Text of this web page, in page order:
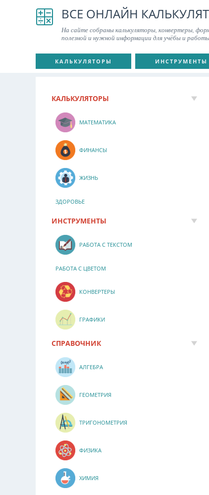
ВСЕ ОНЛАЙН
На сайте собраны калькуляторы, конвертеры,
полезной и нужной информации для учёбы и
КАЛЬКУЛЯТОРЫ ИНСТРУМЕНТЫ
КАЛЬКУЛЯТОРЫ
МАТЕМАТИКА
ФИНАНСЫ
ЖИЗНЬ
ЗДОРОВЬЕ
ИНСТРУМЕНТЫ
РАБОТА С ТЕКСТОМ
РАБОТА С ЦВЕТОМ
КОНВЕРТЕРЫ
ГРАФИКИ
СПРАВОЧНИК
АЛГЕБРА
ГЕОМЕТРИЯ
ТРИГОНОМЕТРИЯ
ФИЗИКА
ХИМИЯ